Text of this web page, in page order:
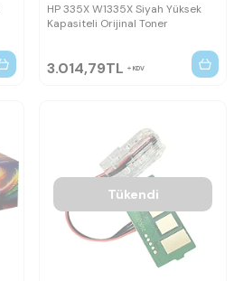
HP 335X W1335X Siyah Yüksek
Kapasiteli Orijinal Toner
3.014,79TL KDV
Tükendi